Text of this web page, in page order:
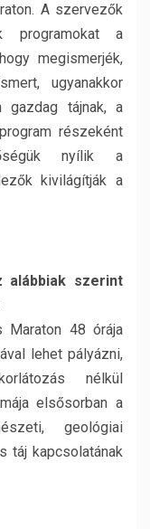
A szervezők
programokat a
megismerjék,
ugyanakkor
gazdag tájnak, a
részeként
nyílik a
kivilágítják a
alábbiak szerint
Maraton 48 órája
lehet pályázni,
nélkül
elsősorban a
geológiai
táj kapcsolatának